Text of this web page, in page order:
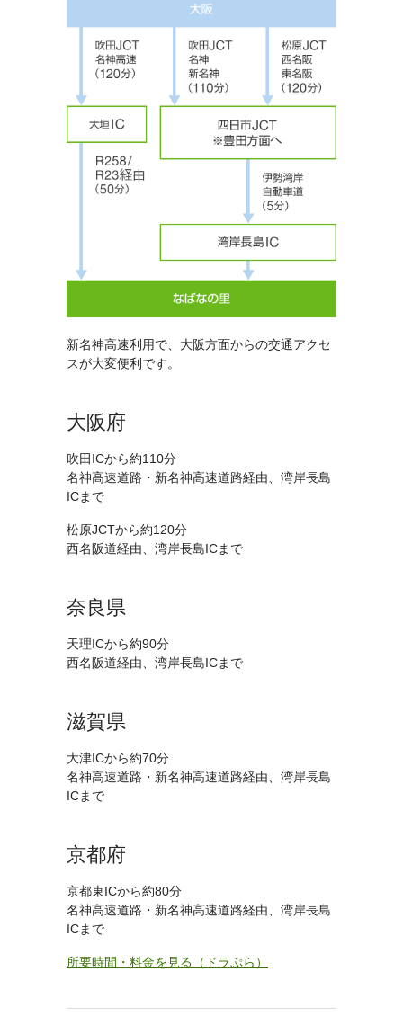
新名神高速利用で、大阪方面からの交通アクセ
スが大変便利です。
大阪府
吹田ICから約110分
名神高速道路・新名神高速道路経由、湾岸長島
ICまで
松原JCTから約120分
西名阪道経由、湾岸長島ICまで
奈良県
天理ICから約90分
西名阪道経由、湾岸長島ICまで
滋賀県
大津ICから約70分
名神高速道路・新名神高速道路経由、湾岸長島
ICまで
京都府
京都東ICから約80分
名神高速道路・新名神高速道路経由、湾岸長島
ICまで
所要時間・料金を見る（ドラぷら）